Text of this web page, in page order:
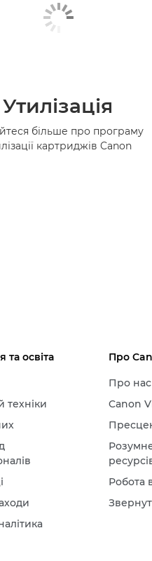
Утилізація
більше про програму
картриджів Canon
та освіта
техніки
Про
Про нас
Canon
Робота